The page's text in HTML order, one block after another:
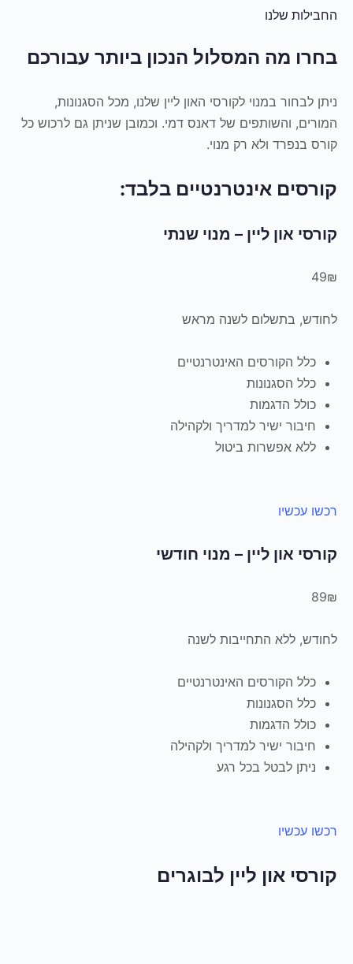
החבילות שלנו
בחרו מה המסלול הנכון ביותר עבורכם
ניתן לבחור במנוי לקורסי האון ליין שלנו, מכל הסגנונות,
המורים, והשותפים של דאנס דמי. וכמובן שניתן גם לרכוש כל
קורס בנפרד ולא רק מנוי.
קורסים אינטרנטיים בלבד:
קורסי און ליין – מנוי שנתי
49₪
לחודש, בתשלום לשנה מראש
כלל הקורסים האינטרנטיים
כלל הסגנונות
כולל הדגמות
חיבור ישיר למדריך ולקהילה
ללא אפשרות ביטול
רכשו עכשיו
קורסי און ליין – מנוי חודשי
89₪
לחודש, ללא התחייבות לשנה
כלל הקורסים האינטרנטיים
כלל הסגנונות
כולל הדגמות
חיבור ישיר למדריך ולקהילה
ניתן לבטל בכל רגע
רכשו עכשיו
קורסי און ליין לבוגרים